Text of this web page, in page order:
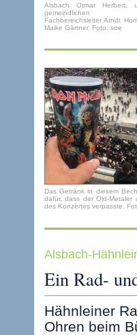
Alsbach Otmar Herbert,
gemeindlichen
Fachbereichsleiter Arndt
Maike Gärtner. Foto: soe
Das Getränk in diesem
dafür, dass der Old-Metaler
des Konzertes verpasste.
Alsbach-
Ein Rad-
Hähnleiner
Ohren beim